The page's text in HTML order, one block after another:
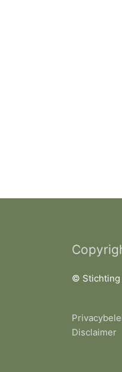
© Stichting
Disclaimer